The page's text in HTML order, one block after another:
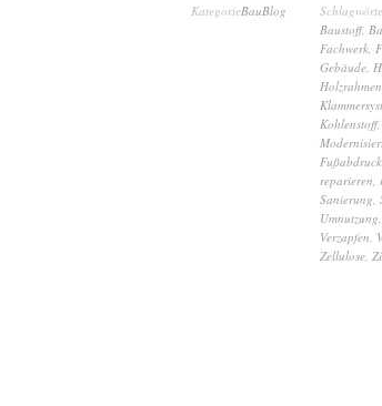
KategorieBauBlog
Baustoff,
Fachwerk
Gebäude
Holzrahmen
Kohlenstoff,
Fußabdruck
reparieren
Sanierung
Umnutzung
Verzapfen
Zellulose